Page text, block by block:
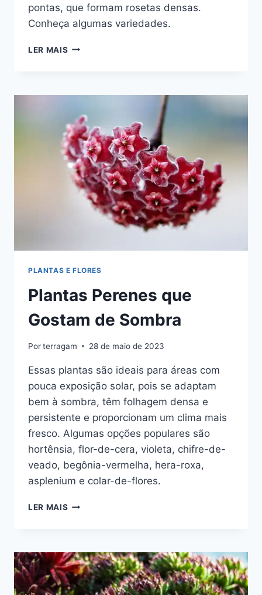
pontas, que formam rosetas densas.
Conheça algumas variedades.
LER MAIS HAWORTHIA
CUIDADOS
PLANTAS E FLORES
Plantas Perenes que
Gostam de Sombra
Porterragam 28 de maio de 2023
Essas plantas são ideais para áreas com
pouca exposição solar, pois se adaptam
bem à sombra, têm folhagem densa e
persistente e proporcionam um clima mais
fresco. Algumas opções populares são
hortênsia, flor-de-cera, violeta, chifre-de-
veado, begônia-vermelha, hera-roxa,
asplenium e colar-de-flores.
LER MAIS PLANTAS
DE
SOMBRA